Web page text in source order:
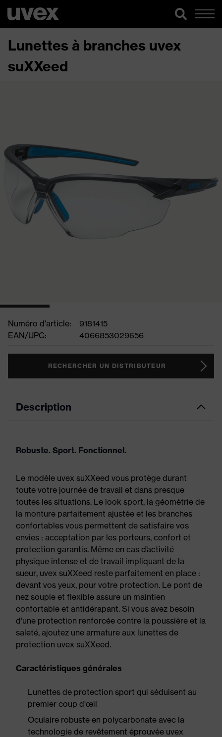
Lunettes à branches uvex
suXXeed
Numéro d'article:
9181415
EAN/UPC:
4066853029656
RECHERCHER UN DISTRIBUTEUR
Description
Robuste. Sport. Fonctionnel.
Le modèle uvex suXXeed vous protège durant
toute votre journée de travail et dans presque
toutes les situations. Le look sport, la géométrie de
la monture parfaitement ajustée et les branches
confortables vous permettent de satisfaire vos
envies : acceptation par les porteurs, confort et
protection garantis. Même en cas d’activité
physique intense et de travail impliquant de la
sueur, uvex suXXeed reste parfaitement en place :
devant vos yeux, pour votre protection. Le pont de
nez souple et flexible assure un maintien
confortable et antidérapant. Si vous avez besoin
d’une protection renforcée contre la poussière et la
saleté, ajoutez une armature aux lunettes de
protection uvex suXXeed.
Caractéristiques générales
Lunettes de protection sport qui séduisent au
premier coup d'œil
Oculaire robuste en polycarbonate avec la
technologie de revêtement éprouvée uvex